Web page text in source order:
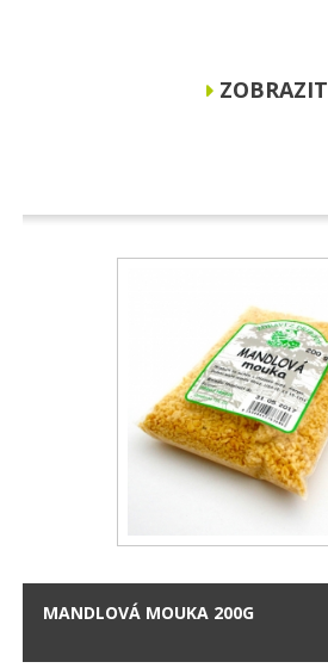
ZOBRAZIT
MANDLOVÁ MOUKA 200G